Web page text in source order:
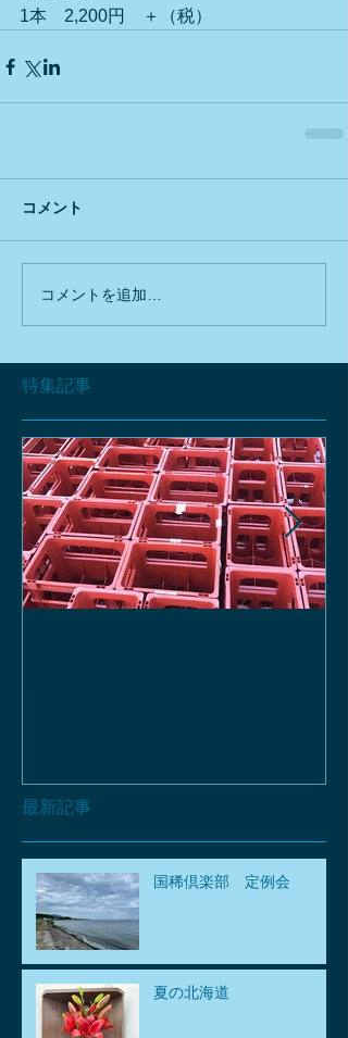
最新記事
特集記事
1本　2,200円　＋（税）
コメント
コメントを追加…
国稀倶楽部 定例会
夏の北海道